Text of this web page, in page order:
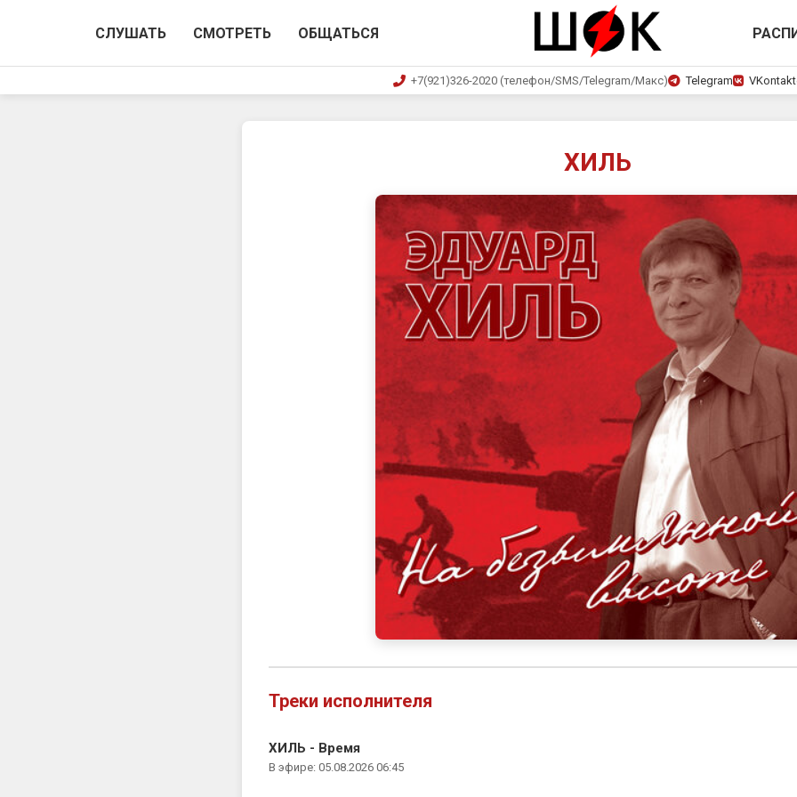
СЛУШАТЬ СМОТРЕТЬ ОБЩАТЬСЯ
+7(921)326-2020 (телефон/SMS/Telegram/Макс) Telegram
ХИЛЬ
Треки исполнителя
ХИЛЬ - Время
В эфире: 05.08.2026 06:45